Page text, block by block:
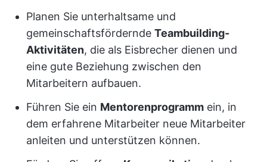
Planen Sie unterhaltsame und
gemeinschaftsfördernde Teambuilding-
Aktivitäten, die als Eisbrecher dienen und
eine gute Beziehung zwischen den
Mitarbeitern aufbauen.
Führen Sie ein Mentorenprogramm ein, in
dem erfahrene Mitarbeiter neue Mitarbeiter
anleiten und unterstützen können.